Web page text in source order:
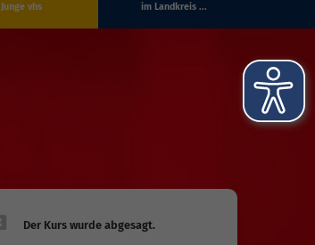
Junge vhs im Landkreis ...